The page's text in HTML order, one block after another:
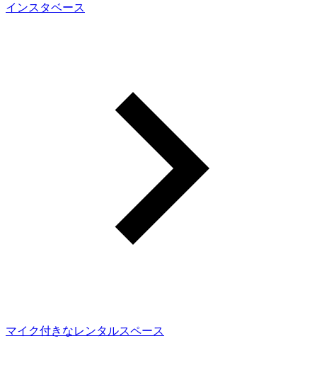
インスタベース
マイク付きなレンタルスペース